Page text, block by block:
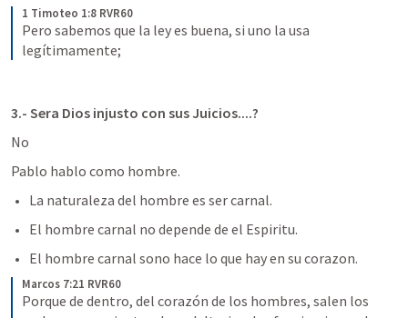
1 Timoteo 1:8 RVR60
Pero sabemos que la ley es buena, si uno la usa
legítimamente;
3.- Sera Dios injusto con sus Juicios....?
No
Pablo hablo como hombre.
La naturaleza del hombre es ser carnal.
El hombre carnal no depende de el Espiritu.
El hombre carnal sono hace lo que hay en su corazon.
Marcos 7:21 RVR60
Porque de dentro, del corazón de los hombres, salen los